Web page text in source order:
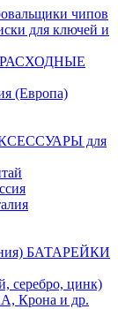
чипов
для ключей и
РАСХОДНЫЕ
(Европа)
для
БАТАРЕЙКИ
серебро, цинк)
Крона и др.